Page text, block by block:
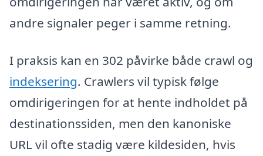
andre signaler peger i samme retning.
I praksis kan en 302 påvirke både crawl og
indeksering. Crawlers vil typisk følge
omdirigeringen for at hente indholdet på
destinationssiden, men den kanoniske
URL vil ofte stadig være kildesiden, hvis